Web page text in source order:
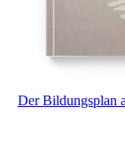
Der Bildungsplan